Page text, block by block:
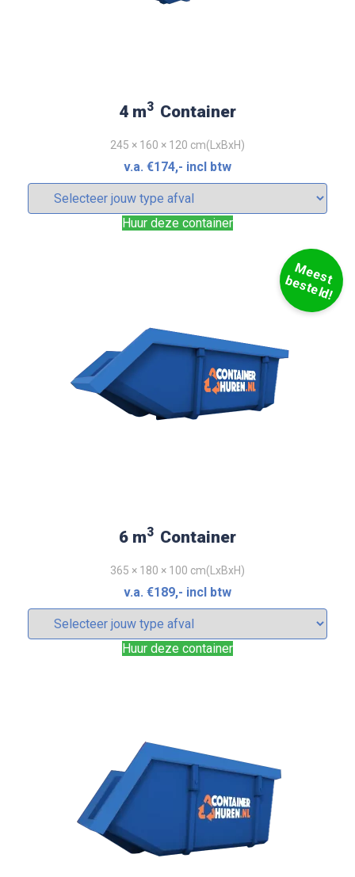
4 m3 Container
245 × 160 × 120 cm(LxBxH)
v.a. €174,- incl btw
Huur deze container
M
e
e
s
t b
e
s
t
e
ld
!
6 m3 Container
365 × 180 × 100 cm(LxBxH)
v.a. €189,- incl btw
Huur deze container